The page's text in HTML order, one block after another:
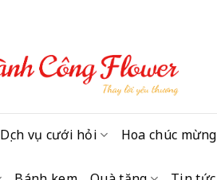
Dịch vụ cưới hỏi Hoa chúc mừng